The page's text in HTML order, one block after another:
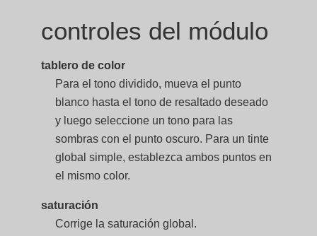
controles del módulo
tablero de color
Para el tono dividido, mueva el punto
blanco hasta el tono de resaltado deseado
y luego seleccione un tono para las
sombras con el punto oscuro. Para un tinte
global simple, establezca ambos puntos en
el mismo color.
saturación
Corrige la saturación global.